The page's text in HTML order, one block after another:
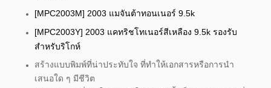
[MPC2003M] 2003 แมจันต้าทอนเนอร์ 9.5k
[MPC2003Y] 2003 แคทริชโทเนอร์สีเหลือง 9.5k รองรับ
สําหรับริโกห์
สร้างแบบพิมพ์ที่น่าประทับใจ ที่ทําให้เอกสารหรือการนํา
เสนอใด ๆ มีชีวิต